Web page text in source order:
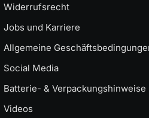
Widerrufsrecht
Jobs und Karriere
Allgemeine
Social Media
Batterie- & Verpackungshinweise
Videos